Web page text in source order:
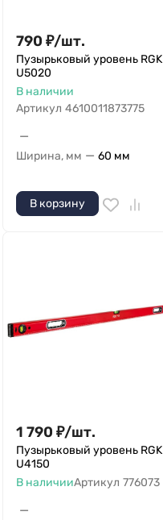
790 ₽/шт.
Пузырьковый уровень RGK
U5020
В наличии
Артикул 4610011873775
—
Ширина, мм — 60 мм
В корзину
1 790 ₽/шт.
Пузырьковый уровень RGK
U4150
В наличииАртикул 776073
—